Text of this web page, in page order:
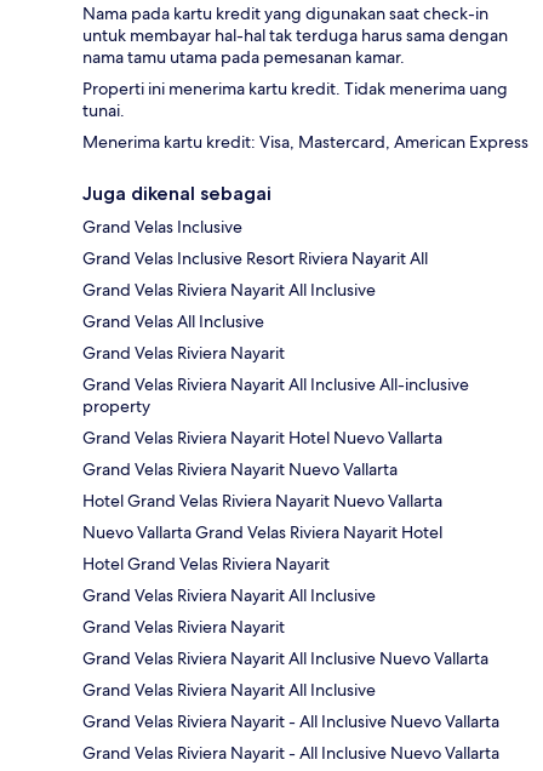
Nama pada kartu kredit yang digunakan saat check-in
untuk membayar hal-hal tak terduga harus sama dengan
nama tamu utama pada pemesanan kamar.
Properti ini menerima kartu kredit. Tidak menerima uang
tunai.
Menerima kartu kredit: Visa, Mastercard, American Express
Juga dikenal sebagai
Grand Velas Inclusive
Grand Velas Inclusive Resort Riviera Nayarit All
Grand Velas Riviera Nayarit All Inclusive
Grand Velas All Inclusive
Grand Velas Riviera Nayarit
Grand Velas Riviera Nayarit All Inclusive All-inclusive
property
Grand Velas Riviera Nayarit Hotel Nuevo Vallarta
Grand Velas Riviera Nayarit Nuevo Vallarta
Hotel Grand Velas Riviera Nayarit Nuevo Vallarta
Nuevo Vallarta Grand Velas Riviera Nayarit Hotel
Hotel Grand Velas Riviera Nayarit
Grand Velas Riviera Nayarit All Inclusive
Grand Velas Riviera Nayarit
Grand Velas Riviera Nayarit All Inclusive Nuevo Vallarta
Grand Velas Riviera Nayarit All Inclusive
Grand Velas Riviera Nayarit - All Inclusive Nuevo Vallarta
Grand Velas Riviera Nayarit - All Inclusive Nuevo Vallarta